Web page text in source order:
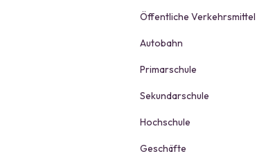
Öffentliche Verkehrsmittel
Autobahn
Primarschule
Sekundarschule
Hochschule
Geschäfte